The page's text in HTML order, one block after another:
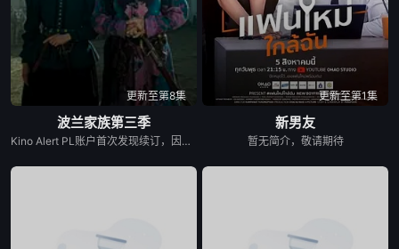
更新至第8集
波兰家族第三季
Kino Alert PL账户首次发现续订，因为他们注意到该系列已向波兰电影学院（Polski Institut Sztuki Filmowej）申请了当地资金，要求获得超过200万美元（770万波兰兹罗提）的资金，并获得了批准。Netflix于4月2日正式确认了这一消息，并在社交媒体上发布了一篇帖子，确认续订第三季，并表示该剧将于2026年上映。
更新至第1集
新男友
暂无简介，敬请期待